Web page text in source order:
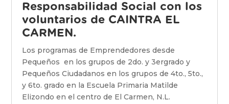
Responsabilidad Social con los
voluntarios de CAINTRA EL
CARMEN.
Los programas de Emprendedores desde
Pequeños en los grupos de 2do. y 3ergrado y
Pequeños Ciudadanos en los grupos de 4to., 5to.,
y 6to. grado en la Escuela Primaria Matilde
Elizondo en el centro de El Carmen, N.L.